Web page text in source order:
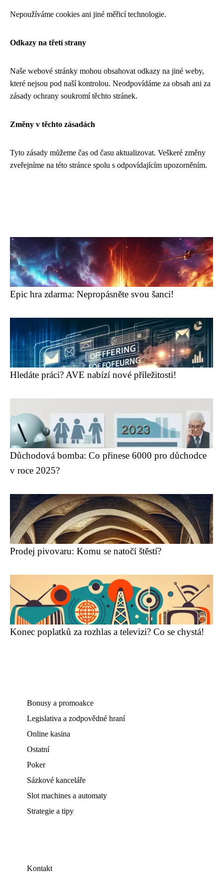
Nepoužíváme cookies ani jiné měřicí technologie.
Odkazy na třetí strany
Naše webové stránky mohou obsahovat odkazy na jiné weby,
které nejsou pod naší kontrolou. Neodpovídáme za obsah ani za
zásady ochrany soukromí těchto stránek.
Změny v těchto zásadách
Tyto zásady můžeme čas od času aktualizovat. Veškeré změny
zveřejníme na této stránce spolu s odpovídajícím upozorněním.
Epic hra zdarma: Nepropásněte svou šanci!
Hledáte práci? AVE nabízí nové příležitosti!
Důchodová bomba: Co přinese 6000 pro důchodce
v roce 2025?
Prodej pivovaru: Komu se natočí štěstí?
Konec poplatků za rozhlas a televizi? Co se chystá!
Bonusy a promoakce
Legislativa a zodpovědné hraní
Online kasina
Ostatní
Poker
Sázkové kanceláře
Slot machines a automaty
Strategie a tipy
Kontakt